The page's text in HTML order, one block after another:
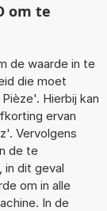
om te
de waarde in te
die moet
Hierbij kan
ervan
Vervolgens
de te
dit geval
om in alle
In de